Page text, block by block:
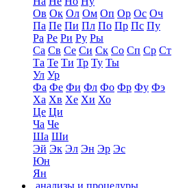
Ов Ок Ол Ом Оп Ор Ос Оч
Па Пе Пи Пл По Пр Пс Пу
Ра Ре Ри Ру Ры
Са Св Се Си Ск Со Сп Ср Ст
Та Те Ти Тр Ту Ты
Ул Ур
Фа Фе Фи Фл Фо Фр Фу Фэ
Ха Хв Хе Хи Хо
Це Ци
Ча Че
Ша Ши
Эй Эк Эл Эн Эр Эс
Юн
Ян
анализы и процедуры